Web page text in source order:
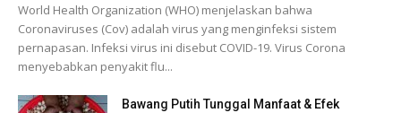
World Health Organization (WHO) menjelaskan bahwa
Coronaviruses (Cov) adalah virus yang menginfeksi sistem
pernapasan. Infeksi virus ini disebut COVID-19. Virus Corona
menyebabkan penyakit flu...
Bawang Putih Tunggal Manfaat & Efek